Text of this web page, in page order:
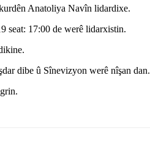
Anatoliya Navîn lidardixe.
seat: 17:00 de werê lidarxistin.
dibe û Sînevizyon werê nîşan dan.